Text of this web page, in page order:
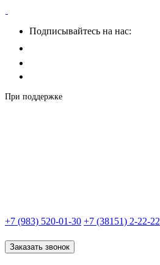
Подписывайтесь на нас:
При поддержке
+7 (983) 520-01-30 +7 (38151) 2-22-22
Заказать звонок